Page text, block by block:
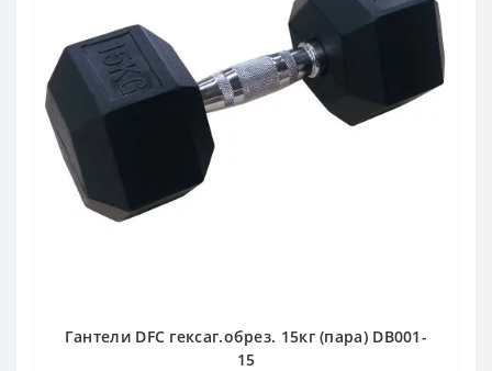
Гантели DFC гексаг.обрез. 15кг (пара) DB001-
15